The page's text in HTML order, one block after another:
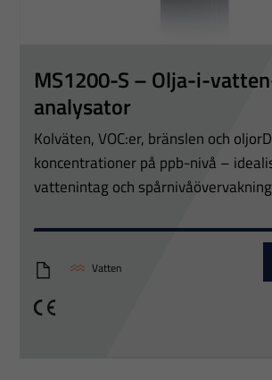
MS1200-S – Olja-i-
analysator
Kolväten, VOC:er, bränslen och
koncentrationer på ppb-nivå –
vattenintag och spårnivåövervakning
MS1200-S-oil-in-water-analyzer
Vatten
CE